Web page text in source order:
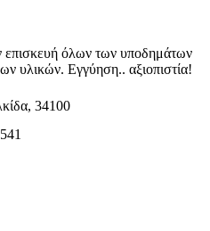
επισκευή όλων των υποδημάτων
υλικών. Εγγύηση.. αξιοπιστία!
34100